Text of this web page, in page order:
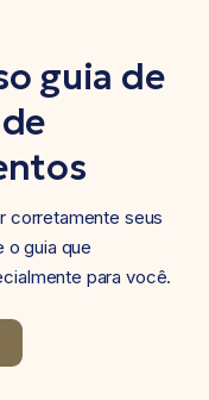
guia de
corretamente seus
o guia que
para você.